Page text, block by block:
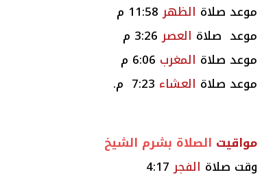
موعد صلاة الظهر11:58 م
موعد صلاة العصر3:26 م
موعد صلاة المغرب
موعد صلاة العشاء
مواقيت الصلاة بشرم الشيخ
وقت صلاة الفجر4:17